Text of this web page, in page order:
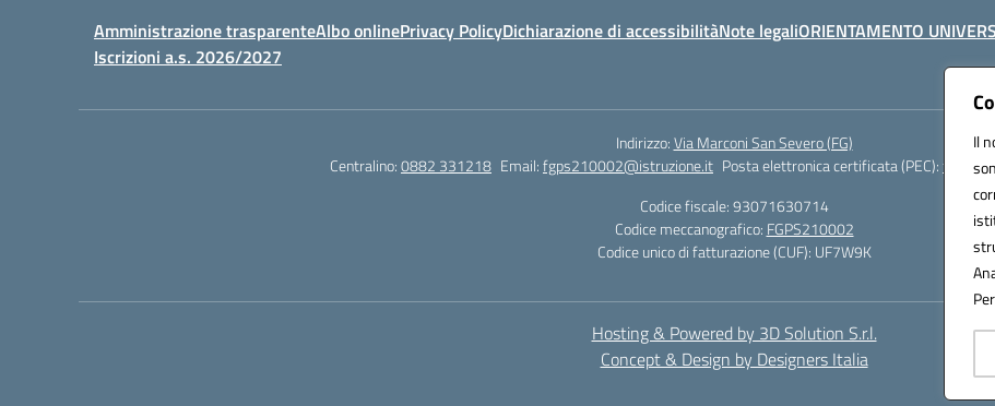
Il
Amministrazione trasparenteAlbo onlinePrivacy PolicyDichiarazione di accessibilitàNote legaliORIENTAMENTO
Iscrizioni a.s. 2026/2027
Indirizzo:Via Marconi San Severo (FG)
Centralino:0882 331218 Email:fgps210002@istruzione.it Posta elettronica certificata (PEC):
Codice fiscale: 93071630714
Codice meccanografico: FGPS210002
Codice unico di fatturazione (CUF): UF7W9K
Hosting & Powered by 3D Solution S.r.l.
Concept & Design by Designers Italia